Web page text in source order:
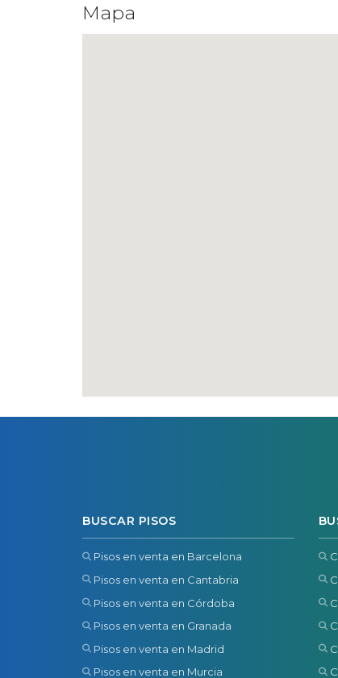
Mapa
BUSCAR PISOS
Pisos en venta en Barcelona
Pisos en venta en Cantabria
Pisos en venta en Córdoba
Pisos en venta en Granada
Pisos en venta en Madrid
Pisos en venta en Murcia